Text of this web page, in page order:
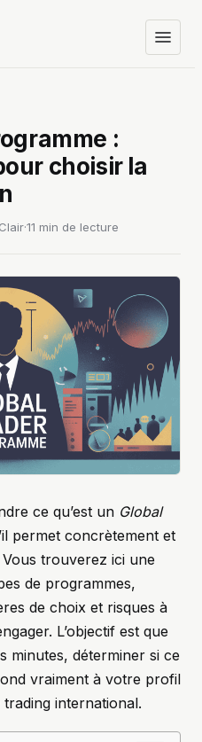
:
choisir la
·11 min de lecture
ce qu’est un Global
permet concrètement et
Vous trouverez ici une
de programmes,
de choix et risques à
L’objectif est que
minutes, déterminer si ce
vraiment à votre profil
international.